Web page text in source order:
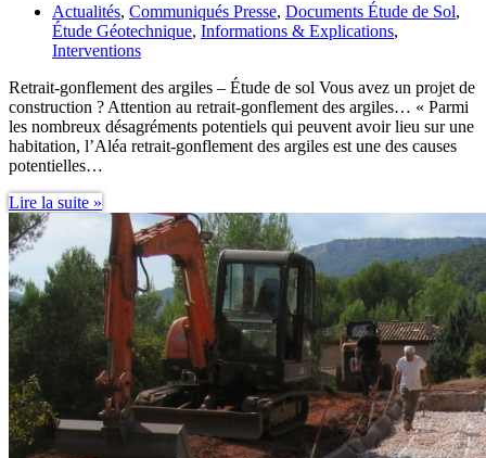
Actualités, Communiqués Presse, Documents Étude de Sol,
Étude Géotechnique, Informations & Explications,
Interventions
Retrait-gonflement des argiles – Étude de sol Vous avez un projet de
construction ? Attention au retrait-gonflement des argiles… « Parmi
les nombreux désagréments potentiels qui peuvent avoir lieu sur une
habitation, l’Aléa retrait-gonflement des argiles est une des causes
potentielles…
Lire la suite »
gonflement
des
argiles
–
Étude
de
sol